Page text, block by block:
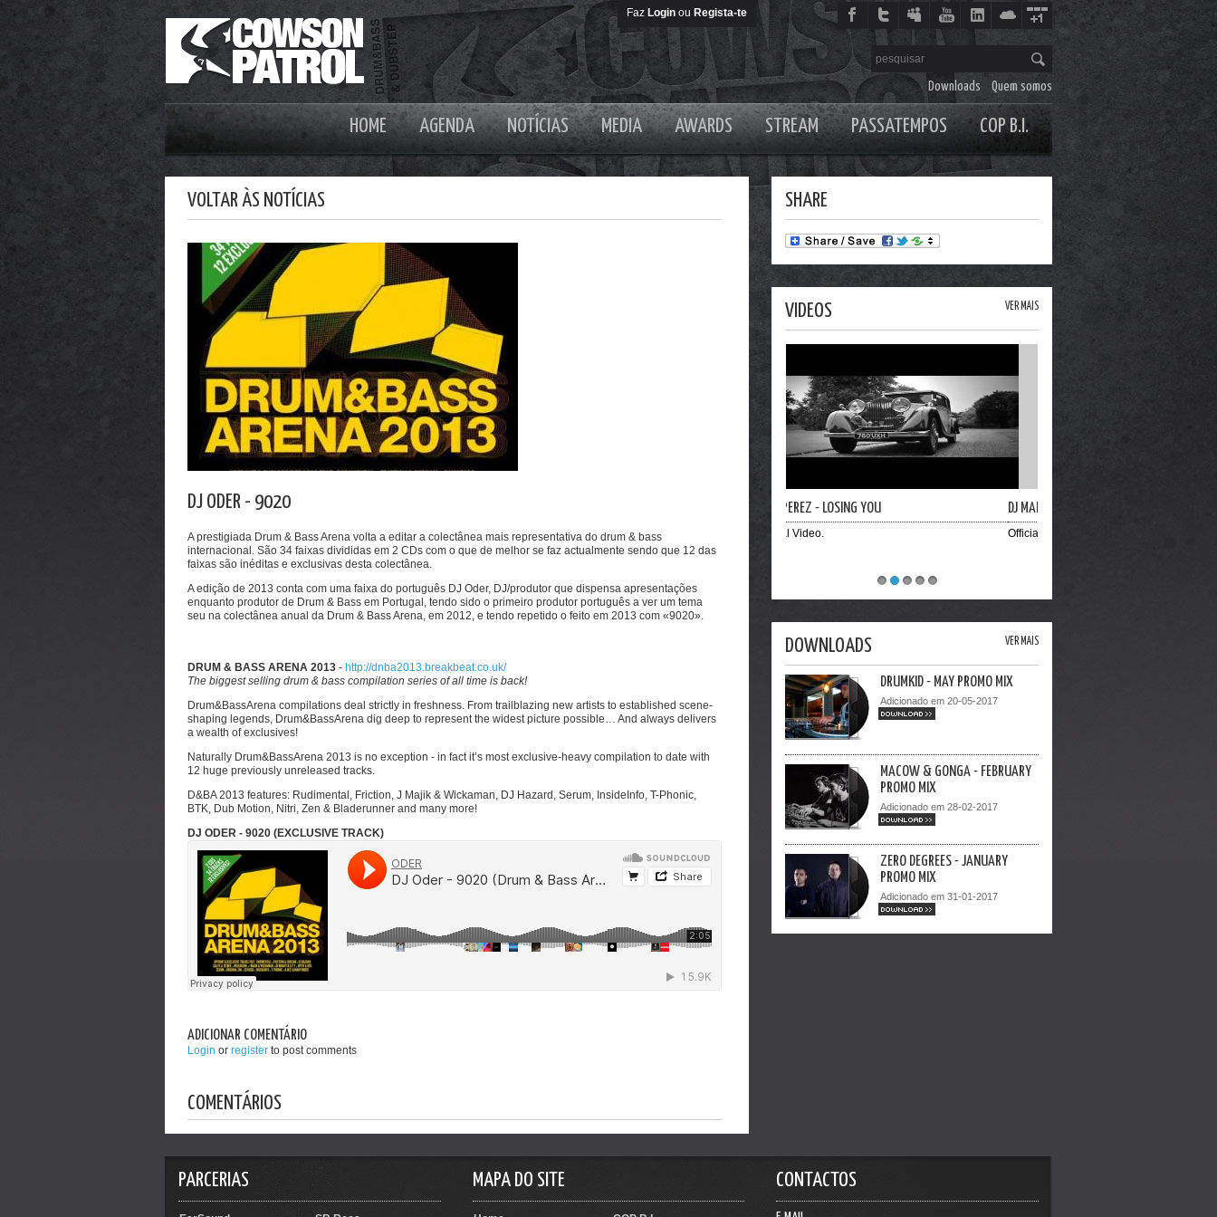
Faz Login ou Regista-te
Downloads Quem somos
HOME AGENDA NOTÍCIAS MEDIA AWARDS STREAM PASSATEMPOS COP B.I.
VOLTAR ÀS NOTÍCIAS
DJ ODER - 9020
A prestigiada Drum & Bass Arena volta a editar a colectânea mais representativa do drum & bass
internacional. São 34 faixas divididas em 2 CDs com o que de melhor se faz actualmente sendo que 12 das
faixas são inéditas e exclusivas desta colectânea.
A edição de 2013 conta com uma faixa do português DJ Oder, DJ/produtor que dispensa apresentações
enquanto produtor de Drum & Bass em Portugal, tendo sido o primeiro produtor português a ver um tema
seu na colectânea anual da Drum & Bass Arena, em 2012, e tendo repetido o feito em 2013 com «9020».
DRUM & BASS ARENA 2013 - http://dnba2013.breakbeat.co.uk/
The biggest selling drum & bass compilation series of all time is back!
Drum&BassArena compilations deal strictly in freshness. From trailblazing new artists to established scene-
shaping legends, Drum&BassArena dig deep to represent the widest picture possible… And always delivers
a wealth of exclusives!
Naturally Drum&BassArena 2013 is no exception - in fact it’s most exclusive-heavy compilation to date with
12 huge previously unreleased tracks.
D&BA 2013 features: Rudimental, Friction, J Majik & Wickaman, DJ Hazard, Serum, InsideInfo, T-Phonic,
BTK, Dub Motion, Nitri, Zen & Bladerunner and many more!
DJ ODER - 9020 (EXCLUSIVE TRACK)
ADICIONAR COMENTÁRIO
Login or register to post comments
COMENTÁRIOS
SHARE
VIDEOS VER MAIS
DJ MARKY - SILLY
Official Video
DOWNLOADS VER MAIS
DRUMKID - MAY PROMO MIX
Adicionado em 20-05-2017
DOWNLOAD >>
MACOW & GONGA - FEBRUARY
PROMO MIX
Adicionado em 28-02-2017
DOWNLOAD >>
ZERO DEGREES - JANUARY
PROMO MIX
Adicionado em 31-01-2017
DOWNLOAD >>
PARCERIAS MAPA DO SITE CONTACTOS